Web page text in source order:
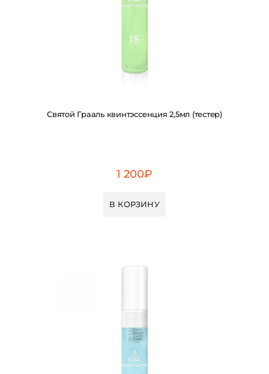
Святой Грааль квинтэссенция 2,5мл (тестер)
1 200₽
В КОРЗИНУ